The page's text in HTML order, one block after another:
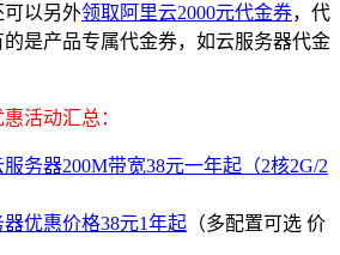
可以另外领取阿里云2000元代金券，代
是产品专属代金券，如云服务器代金
活动汇总：
服务器200M带宽38元一年起（2核2G/2
优惠价格38元1年起 （多配置可选 价